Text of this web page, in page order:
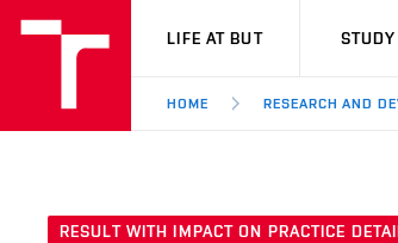
VUT
LIFE AT BUT
HOME RESEARCH AND
RESULT WITH IMPACT ON PRACTICE